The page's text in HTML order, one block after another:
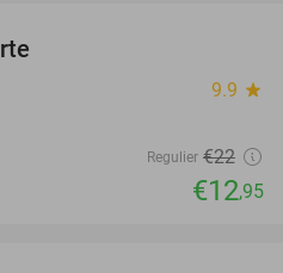
9.9 star
Regulier €22
€12,95